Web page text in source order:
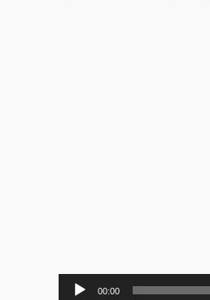
Lecteur00:00